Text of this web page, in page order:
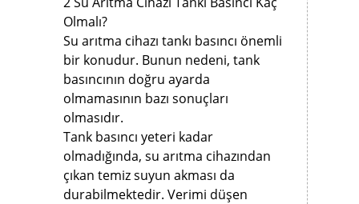
Olmalı?
Su arıtma cihazı tankı basıncı önemli
bir konudur. Bunun nedeni, tank
basıncının doğru ayarda
olmamasının bazı sonuçları
olmasıdır.
Tank basıncı yeteri kadar
olmadığında, su arıtma cihazından
çıkan temiz suyun akması da
durabilmektedir. Verimi düşen